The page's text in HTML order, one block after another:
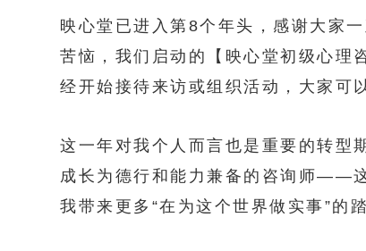
映心堂已进入第8个年头，感谢大家
苦恼，我们启动的【映心堂初级心理
经开始接待来访或组织活动，大家可
这一年对我个人而言也是重要的转型
成长为德行和能力兼备的咨询师——
我带来更多“在为这个世界做实事”的